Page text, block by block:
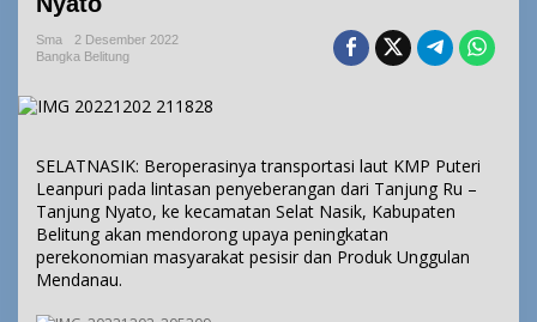
Sma
2 Desember 2022
Bangka Belitung
SELATNASIK: Beroperasinya transportasi laut KMP Puteri
Leanpuri pada lintasan penyeberangan dari Tanjung Ru –
Tanjung Nyato, ke kecamatan Selat Nasik, Kabupaten
Belitung akan mendorong upaya peningkatan
perekonomian masyarakat pesisir dan Produk Unggulan
Mendanau.